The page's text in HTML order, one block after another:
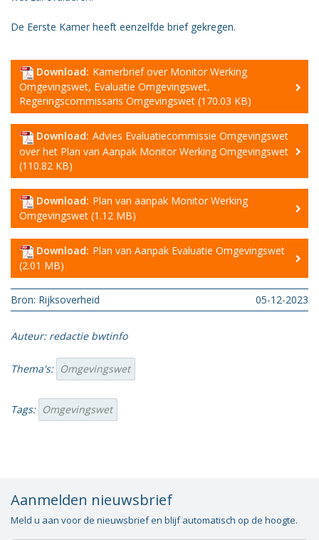
De Eerste Kamer heeft eenzelfde brief gekregen.
Download: Kamerbrief over Monitor Werking
Omgevingswet, Evaluatie Omgevingswet,
Regeringscommissaris Omgevingswet (170.03 KB)
Download: Advies Evaluatiecommissie Omgevingswet
over het Plan van Aanpak Monitor Werking Omgevingswet
(110.82 KB)
Download: Plan van aanpak Monitor Werking
Omgevingswet (1.12 MB)
Download: Plan van Aanpak Evaluatie Omgevingswet
(2.01 MB)
Bron: Rijksoverheid 05-12-2023
Auteur: redactie bwtinfo
Thema's: Omgevingswet
Tags: Omgevingswet
Aanmelden nieuwsbrief
Meld u aan voor de nieuwsbrief en blijf automatisch op de hoogte.